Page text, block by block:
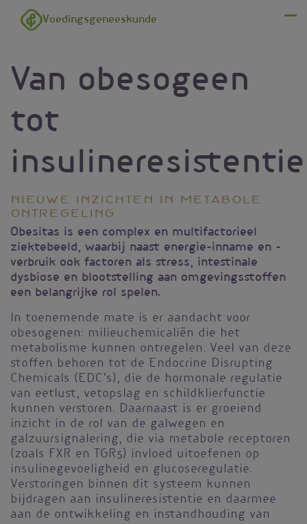
Overslaan en naar de inhoud gaan
Voedingsgeneeskunde
Van obesogeen
tot
insulineresistentie
Nieuwe inzichten in metabole
ontregeling
Obesitas is een complex en multifactorieel
ziektebeeld, waarbij naast energie-inname en -
verbruik ook factoren als stress, intestinale
dysbiose en blootstelling aan omgevingsstoffen
een belangrijke rol spelen.
In toenemende mate is er aandacht voor
obesogenen: milieuchemicaliën die het
metabolisme kunnen ontregelen. Veel van deze
stoffen behoren tot de Endocrine Disrupting
Chemicals (EDC’s), die de hormonale regulatie
van eetlust, vetopslag en schildklierfunctie
kunnen verstoren. Daarnaast is er groeiend
inzicht in de rol van de galwegen en
galzuursignalering, die via metabole receptoren
(zoals FXR en TGR5) invloed uitoefenen op
insulinegevoeligheid en glucoseregulatie.
Verstoringen binnen dit systeem kunnen
bijdragen aan insulineresistentie en daarmee
aan de ontwikkeling en instandhouding van